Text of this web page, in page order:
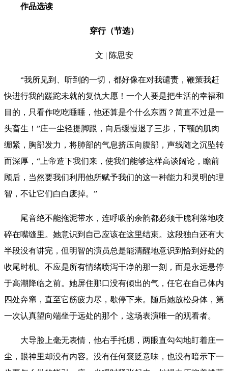
作品选读
穿行（节选）
文 | 陈思安
“我所见到、听到的一切，都好像在对我谴责，鞭策我赶
快进行我的蹉跎未就的复仇大愿！一个人要是把生活的幸福和
目的，只看作吃吃睡睡，他还算是个什么东西？简直不过是一
头畜生！”庄一尘轻提脚跟，向后缓慢退了三步，下颚的肌肉
绷紧，胸部发力，将肺部的气息挤压向腹部，声线随之沉坠转
而深厚，“上帝造下我们来，使我们能够这样高谈阔论，瞻前
顾后，当然要我们利用他所赋予我们的这一种能力和灵明的理
智，不让它们白白废掉。”
尾音绝不能拖泥带水，连呼吸的余韵都必须干脆利落地咬
碎在嘴缝里。她意识到自己应该在这里结束。这段独白还有大
半段没有讲完，但明智的演员总是能清醒地意识到恰到好处的
收尾时机。不应是所有情绪喷泻干净的那一刻，而是永远悬停
于高潮降临之前。她屏住那口没有倾出的气，任它在自己体内
四处奔窜，直至它筋疲力尽，歇停下来。随后她放松身体，第
一次认真望向端坐于远处的那个，这场表演唯一的观看者。
大导脸上毫无表情，他右手托腮，两眼直勾勾地盯着庄一
尘，眼神里却没有内容。没有任何褒贬意味，也没有暗示下一